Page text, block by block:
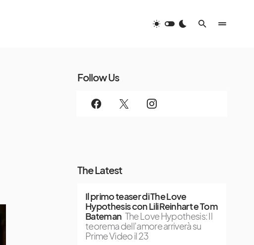
Follow Us
The Latest
Il primo teaser di The Love
Hypothesis con Lili Reinhart e Tom
Bateman The Love Hypothesis: Il
teorema dell’amore arriverà su
Prime Video il 23